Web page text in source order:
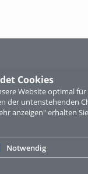
Cookies
Website optimal
der untenstehenden
anzeigen" erhalten
Notwendig